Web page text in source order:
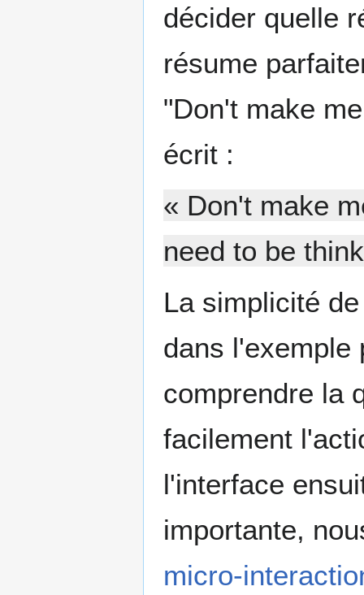
décider quelle
résume
"Don't make
écrit :
« Don't make
need to be
La simplicité
dans l'exemple
comprendre la
facilement
l'interface
importante,
micro-